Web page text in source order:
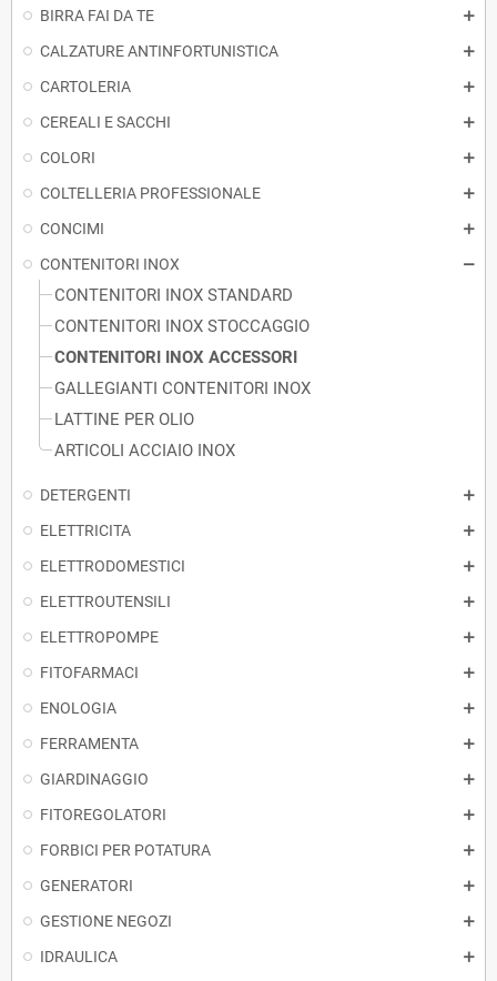
BIRRA FAI DA TE
CALZATURE ANTINFORTUNISTICA
CARTOLERIA
CEREALI E SACCHI
COLORI
COLTELLERIA PROFESSIONALE
CONCIMI
CONTENITORI INOX
CONTENITORI INOX STANDARD
CONTENITORI INOX STOCCAGGIO
CONTENITORI INOX ACCESSORI
GALLEGIANTI CONTENITORI INOX
LATTINE PER OLIO
ARTICOLI ACCIAIO INOX
DETERGENTI
ELETTRICITA
ELETTRODOMESTICI
ELETTROUTENSILI
ELETTROPOMPE
FITOFARMACI
ENOLOGIA
FERRAMENTA
GIARDINAGGIO
FITOREGOLATORI
FORBICI PER POTATURA
GENERATORI
GESTIONE NEGOZI
IDRAULICA